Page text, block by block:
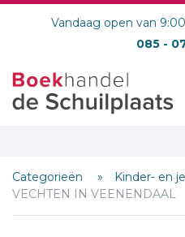
Vandaag open van
085 -
Categorieën
Kinder- en
VECHTEN IN VEENENDAAL